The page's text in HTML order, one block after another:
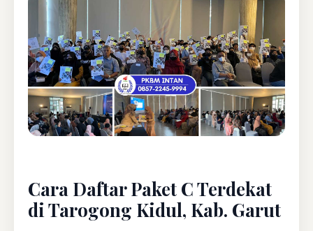
Cara Daftar Paket C Terdekat
di Tarogong Kidul, Kab. Garut